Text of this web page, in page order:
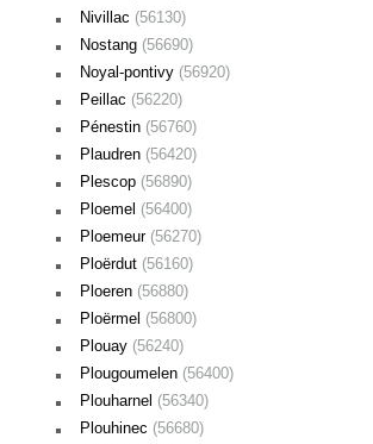
Nivillac (56130)
Nostang (56690)
Noyal-pontivy (56920)
Peillac (56220)
Pénestin (56760)
Plaudren (56420)
Plescop (56890)
Ploemel (56400)
Ploemeur (56270)
Ploërdut (56160)
Ploeren (56880)
Ploërmel (56800)
Plouay (56240)
Plougoumelen (56400)
Plouharnel (56340)
Plouhinec (56680)